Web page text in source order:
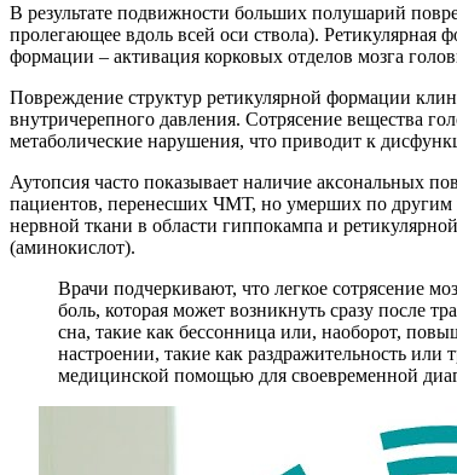
В результате подвижности больших полушарий
пролегающее вдоль всей оси ствола).
формации – активация корковых отделов мозга
Повреждение структур ретикулярной формации
внутричерепного давления. Сотрясение вещества
метаболические нарушения, что приводит к
Аутопсия часто показывает наличие аксональных
пациентов, перенесших ЧМТ, но умерших по другим
нервной ткани в области гиппокампа и
(аминокислот).
Врачи подчеркивают, что легкое сотрясение
боль, которая может возникнуть сразу после
сна, такие как бессонница или, наоборот,
настроении, такие как раздражительность
медицинской помощью для своевременной